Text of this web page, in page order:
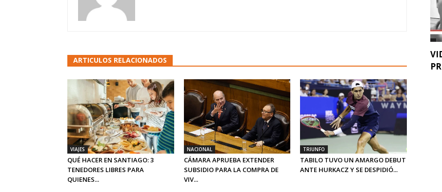
ARTICULOS RELACIONADOS
VIAJES
QUÉ HACER EN SANTIAGO: 3
TENEDORES LIBRES PARA
QUIENES...
NACIONAL
CÁMARA APRUEBA EXTENDER
SUBSIDIO PARA LA COMPRA DE
VIV...
TRIUNFO
TABILO TUVO UN AMARGO DEBUT
ANTE HURKACZ Y SE DESPIDIÓ...